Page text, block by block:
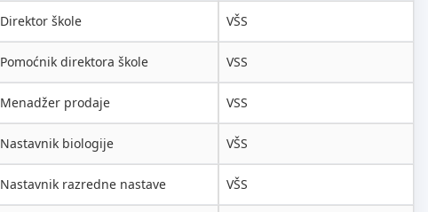
Direktor škole VŠS
Pomoćnik direktora škole VSS
Menadžer prodaje VSS
Nastavnik biologije VŠS
Nastavnik razredne nastave VŠS